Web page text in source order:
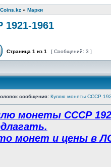
Coins.kz » Марки
1961
Страница 1 из 1 [ Сообщений: 3 ]
сообщения: Куплю монеты СССР
монеты СССР
монет и цены в